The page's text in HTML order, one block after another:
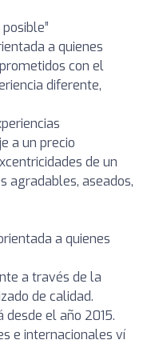
a quienes
con el
diferente,
a un precio
de un
agradables, aseados,
a quienes
a través de la
de calidad.
desde el año 2015.
e internacionales ví